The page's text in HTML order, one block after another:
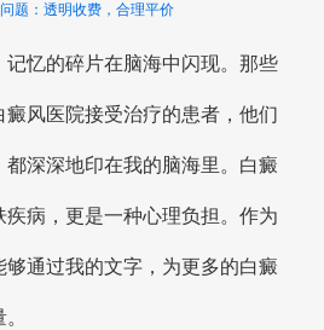
题：透明收费，合理平价
记忆的碎片在脑海中闪现。那些
风医院接受治疗的患者，他们
深深地印在我的脑海里。白癜
疾病，更是一种心理负担。作为
通过我的文字，为更多的白癜